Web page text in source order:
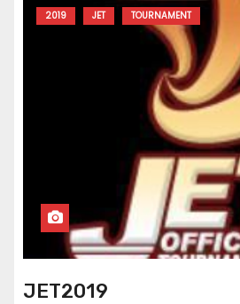
2019 JET TOURNAMENT
JET2019